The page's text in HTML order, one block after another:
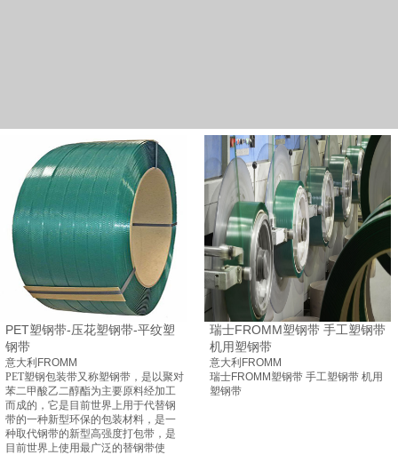
PET塑钢带-压花塑钢带-平纹塑
钢带
意大利FROMM
PET塑钢包装带又称塑钢带，是以聚对
苯二甲酸乙二醇酯为主要原料经加工
而成的，它是目前世界上用于代替钢
带的一种新型环保的包装材料，是一
种取代钢带的新型高强度打包带，是
目前世界上使用最广泛的替钢带使
瑞士FROMM塑钢带 手工塑钢带
机用塑钢带
意大利FROMM
瑞士FROMM塑钢带 手工塑钢带 机用
塑钢带